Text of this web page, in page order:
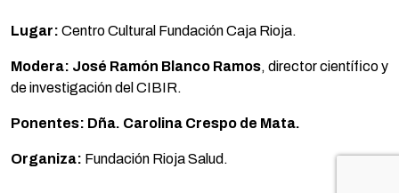
Lugar: Centro Cultural Fundación Caja Rioja.
Modera: José Ramón Blanco Ramos, director científico y
de investigación del CIBIR.
Ponentes: Dña. Carolina Crespo de Mata.
Organiza: Fundación Rioja Salud.